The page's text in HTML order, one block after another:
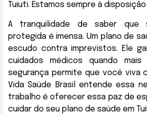
Tuiuti. Estamos sempre à disposição
A tranquilidade de saber que
protegida é imensa. Um plano de
escudo contra imprevistos. Ele
cuidados médicos quando mais
segurança permite que você viva
Vida Saúde Brasil entende essa
trabalho é oferecer essa paz de
cuidar do seu plano de saúde em